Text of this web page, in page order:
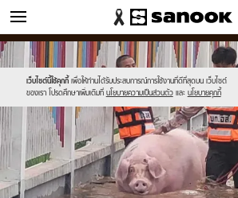
ข่าว
เว็บไซต์นี้ใช้คุกกี้ เพื่อให้ท่านได้รับประสบการณ์การใช้งานที่ดีที่สุดบน เว็บไซต์
ของเรา โปรดศึกษาเพิ่มเติมที่ นโยบายความเป็นส่วนตัว และ นโยบายคุกกี้
Sanook
//s.isanook.com/sr/0/images/logo-
new-
sanook.png
600
60
//s.isanook.com/ns/0/ud/1911/9558466/tagline-
template-
update-
april.jpg